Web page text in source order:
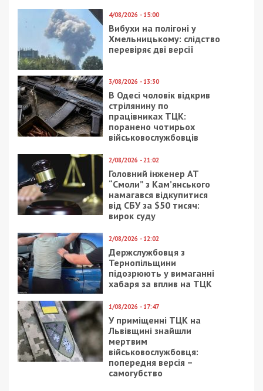
Тут же на Березинской, журналист
впервые лично увидел работу генерального
подрядчика по ремонту дорог – польской
компании “Тракция Инфра”. До того мы
неоднократнорассказывали
особенно в центре, поручили КП “УРЭА”. По
словам Алексея Самилыка, заместителя
директора департамента благоустройства и
инфраструктуры горсовета, коммунальщики
работают в субподряде “Тракции Инфра” и
выполняют работы на тех участках, куда их
распределила частная фирма. Впрочем, как и на
дорогах, которые ремонтируют силами
Управления по ремонту и эксплуатации
автодорог, чиновники обещают, что после
окончания работ асфальт продержится без
ремонта минимум пять лет.
Facebook
Telegram
Twitter
WhatsApp
ViberEmail
Категории:Головне за день,Суспільство
Метки:КП Гидроспоруды,ремонт дорог
ремонт ливневок
Рекламні блоки дають нам змогу
залишатися незалежними ЗМІ, а вам -
отримувати найсвіжіші новини під ними.
Приєднуйтесь також до 49000 в Google News. Слідкуйте
за останніми новинами!